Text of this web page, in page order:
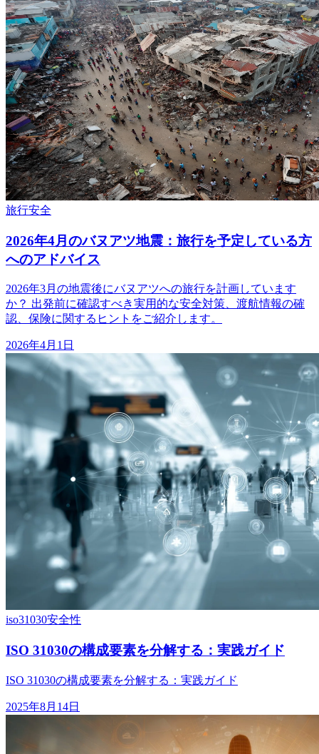
旅行安全
2026年4月のバヌアツ地震：旅行を予定している方
へのアドバイス
2026年3月の地震後にバヌアツへの旅行を計画しています
か？ 出発前に確認すべき実用的な安全対策、渡航情報の確
認、保険に関するヒントをご紹介します。
2026年4月1日
iso31030安全性
ISO 31030の構成要素を分解する：実践ガイド
ISO 31030の構成要素を分解する：実践ガイド
2025年8月14日